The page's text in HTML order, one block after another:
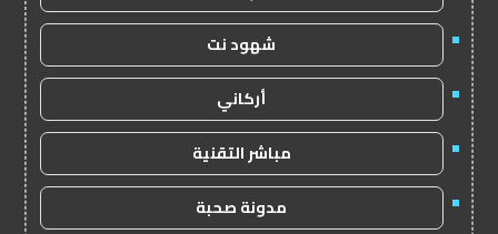
شهود نت
أركاني
مباشر التقنية
مدونة صحبة